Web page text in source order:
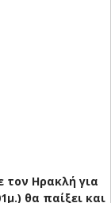
Ηρακλή για
θα παίξει και